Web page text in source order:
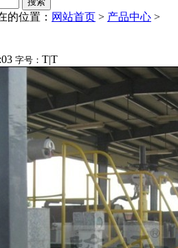
的位置： 网站首页 > 产品中心 >
字号： T|T